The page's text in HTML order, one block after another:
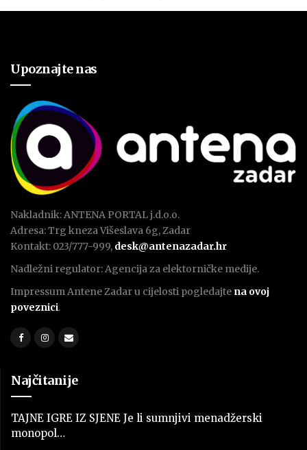
Upoznajte nas
Nakladnik: ANTENA PORTAL j.d.o.o.
Adresa: Trg kneza Višeslava 6g, Zadar
Kontakt: 023/777-999, desk@antenazadar.hr
Nadležni regulator: Agencija za elektorničke medije.
Impressum Antene Zadar u cijelosti pogledajte na ovoj
poveznici.
Najčitanije
TAJNE IGRE IZ SJENE Je li sumnjivi menadžerski
monopol…